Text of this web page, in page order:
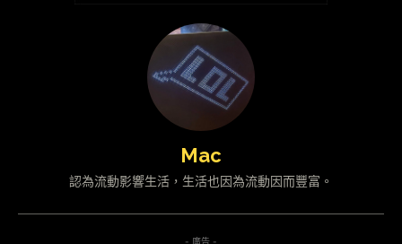
Mac
認為流動影響生活，生活也因為流動因而豐富。
- 廣告 -